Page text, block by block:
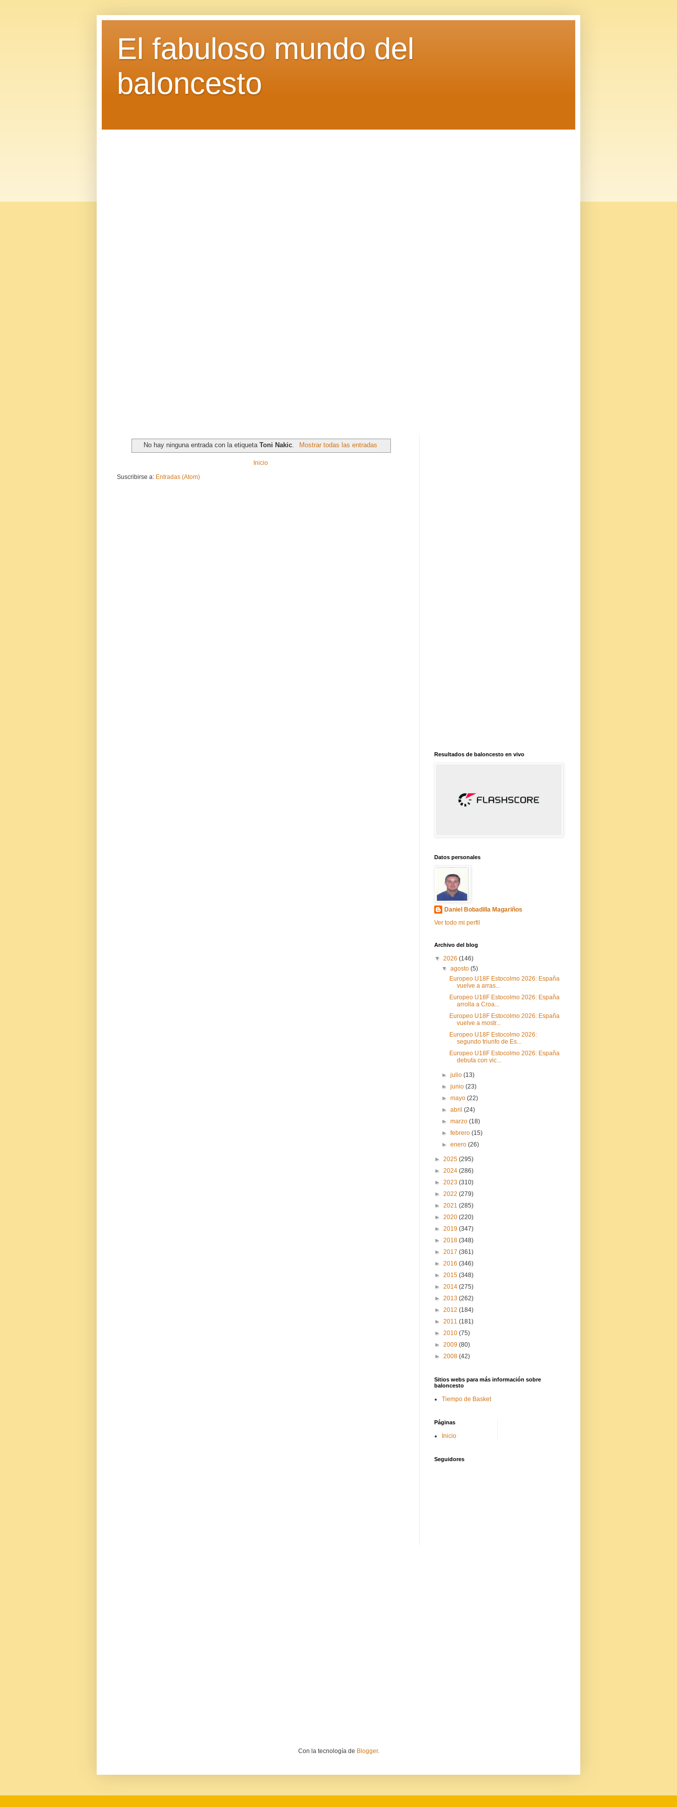
El fabuloso mundo del
baloncesto
No hay ninguna entrada con la etiquetaToni Nakic Mostrar todas las entradas
Inicio
Suscribirse a: Entradas (Atom)
Resultados de baloncesto en vivo
Datos personales
Daniel Bobadilla Magariños
Ver todo mi perfil
Archivo del blog
▼ 2026 (146)
▼agosto(5)
Europeo U18F Estocolmo 2026: España
vuelve a arras...
Europeo U18F Estocolmo 2026: España
arrolla a Croa...
Europeo U18F Estocolmo 2026: España
vuelve a mostr...
Europeo U18F Estocolmo 2026:
segundo triunfo de Es...
Europeo U18F Estocolmo 2026: España
debuta con vic...
►julio(13)
►junio(23)
►mayo(22)
►abril(24)
►marzo(18)
►febrero(15)
►enero(26)
► 2025 (295)
► 2024 (286)
► 2023 (310)
► 2022 (279)
► 2021 (285)
► 2020 (220)
► 2019 (347)
► 2018 (348)
► 2017 (361)
► 2016 (346)
► 2015 (348)
► 2014 (275)
► 2013 (262)
► 2012 (184)
► 2011 (181)
► 2010 (75)
► 2009 (80)
► 2008 (42)
Sitios webs para más información sobre
baloncesto
Tiempo de Basket
Páginas
Inicio
Seguidores
Con la tecnología de Blogger.